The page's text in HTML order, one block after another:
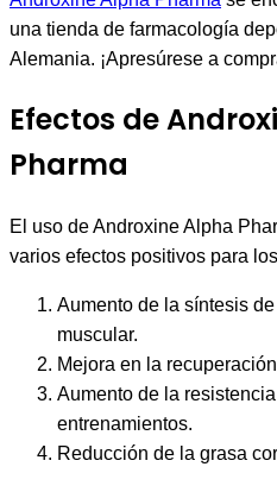
una tienda de farmacología
Alemania. ¡Apresúrese a
Efectos de
Pharma
El uso de Androxine Alpha
varios efectos positivos para
Aumento de la síntesis
muscular.
Mejora en la
Aumento de la
entrenamientos.
Reducción de la grasa